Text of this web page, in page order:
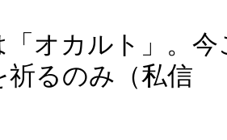
オカルト」。今
祈るのみ（私信